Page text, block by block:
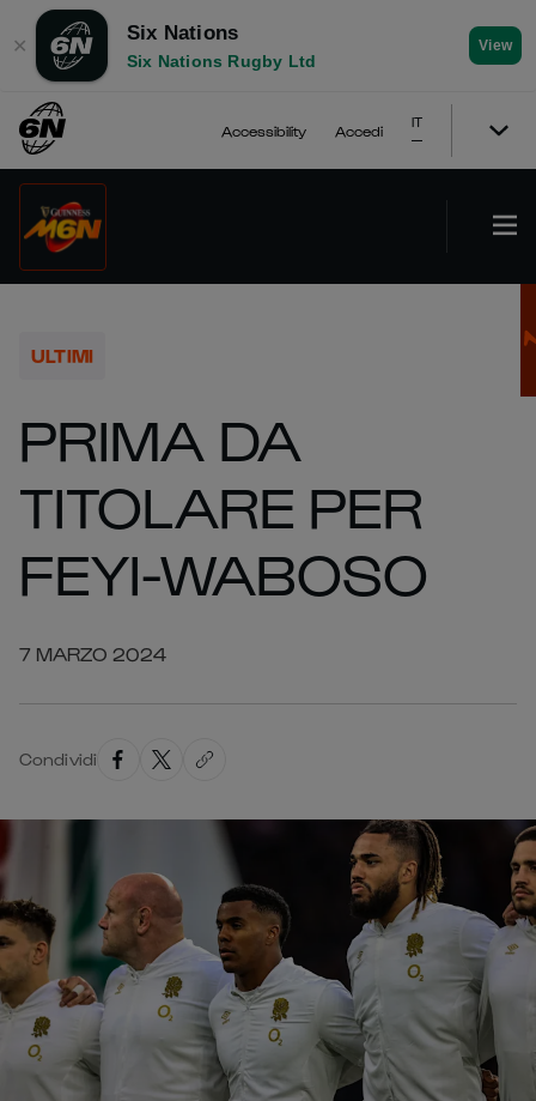
✕
Six Nations
Six Nations Rugby Ltd
View
Accessibility Accedi
IT
ULTIMI
PRIMA DA
TITOLARE PER
FEYI-WABOSO
7 MARZO 2024
Condividi